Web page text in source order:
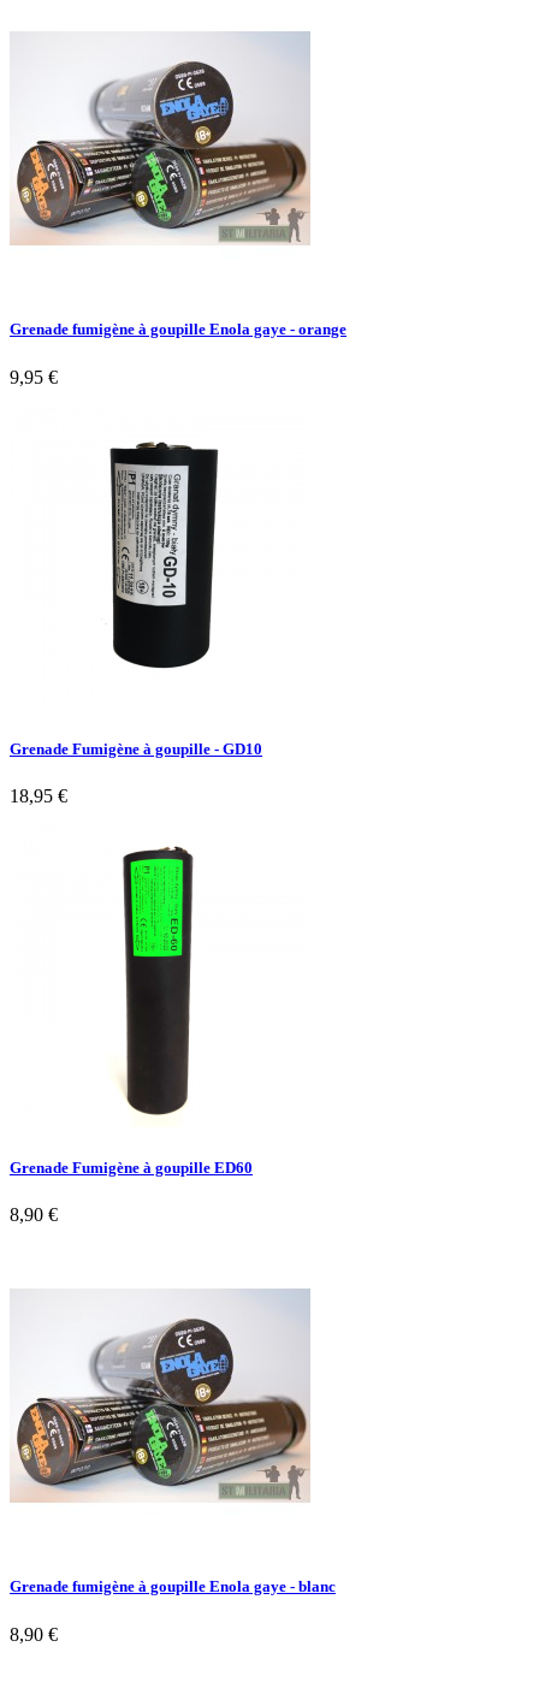
Grenade fumigène à goupille Enola gaye - orange
9,95 €
Grenade Fumigène à goupille - GD10
18,95 €
Grenade Fumigène à goupille ED60
8,90 €
Grenade fumigène à goupille Enola gaye - blanc
8,90 €